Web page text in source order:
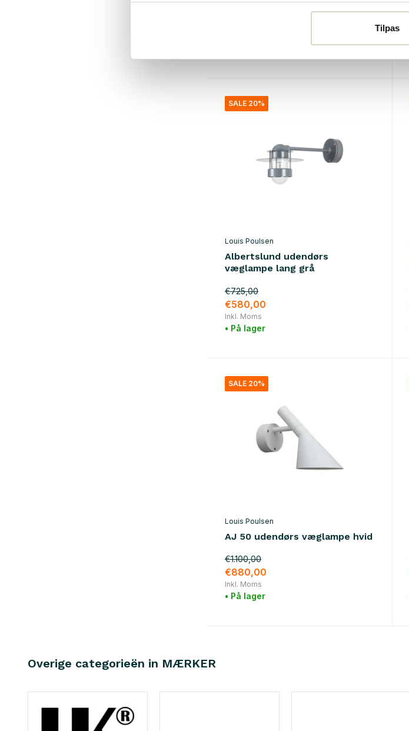
Tilpas
SALE 20%
Louis Poulsen
Albertslund udendørs
væglampe lang grå
€725,00
€580,00
Inkl. Moms
• På lager
SALE 20%
Louis Poulsen
AJ 50 udendørs væglampe hvid
€1.100,00
€880,00
Inkl. Moms
• På lager
Overige categorieën in MÆRKER